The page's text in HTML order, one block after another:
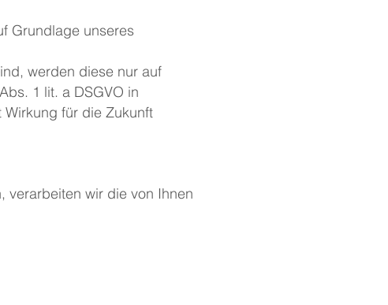
Grundlage unseres
werden diese nur auf
1 lit. a DSGVO in
für die Zukunft
verarbeiten wir die von Ihnen